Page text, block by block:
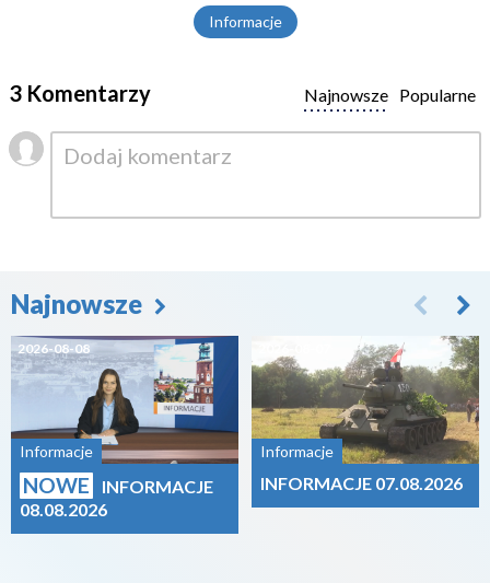
Informacje
3 Komentarzy Popularne
Najnowsze
Najnowsze
2026-08-08
Informacje
NOWE
INFORMACJE
08.08.2026
Informacje
INFORMACJE 07.08.2026